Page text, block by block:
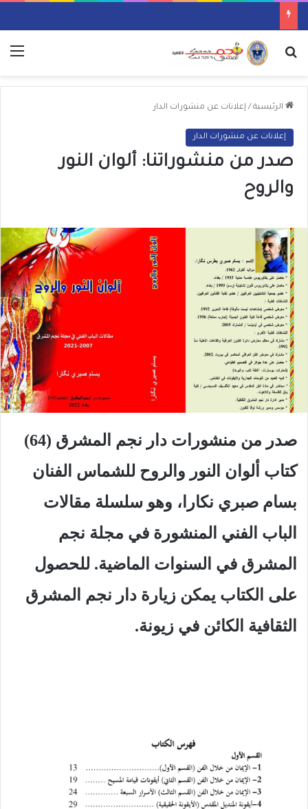
بحث عن
الرئيسية / إعلانات عن منشورات الدار
إعلانات عن منشورات الدار
صدر من منشوراتنا: ألوان النور
والروح
صدر من منشورات دار نجم المشرق (64)
كتاب ألوان النور والروح للشماس الفنان
بسام صبري نكارا، وهو سلسلة مقالات
الباب الفني المنشورة في مجلة نجم
المشرق في السنوات الماضية. للحصول
على الكتاب يمكن زيارة دار نجم المشرق
الثقافية الكائن في زيونة.